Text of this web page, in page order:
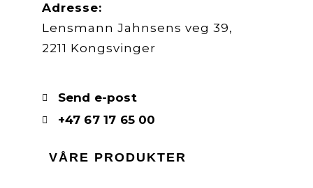
Adresse:
Lensmann Jahnsens veg 39,
2211 Kongsvinger
Send e-post
+47 67 17 65 00
VÅRE PRODUKTER